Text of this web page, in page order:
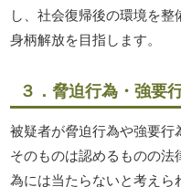
し、社会復帰後の環境を
身柄解放を目指します。
３．脅迫行為・強要
被疑者が脅迫行為や強要
そのものは認めるものの
為には当たらないと考え